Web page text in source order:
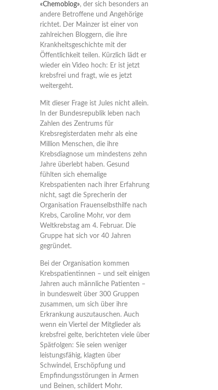
«Chemoblog», der sich besonders an
andere Betroffene und Angehörige
richtet. Der Mainzer ist einer von
zahlreichen Bloggern, die ihre
Krankheitsgeschichte mit der
Öffentlichkeit teilen. Kürzlich lädt er
wieder ein Video hoch: Er ist jetzt
krebsfrei und fragt, wie es jetzt
weitergeht.
Mit dieser Frage ist Jules nicht allein.
In der Bundesrepublik leben nach
Zahlen des Zentrums für
Krebsregisterdaten mehr als eine
Million Menschen, die ihre
Krebsdiagnose um mindestens zehn
Jahre überlebt haben. Gesund
fühlten sich ehemalige
Krebspatienten nach ihrer Erfahrung
nicht, sagt die Sprecherin der
Organisation Frauenselbsthilfe nach
Krebs, Caroline Mohr, vor dem
Weltkrebstag am 4. Februar. Die
Gruppe hat sich vor 40 Jahren
gegründet.
Bei der Organisation kommen
Krebspatientinnen – und seit einigen
Jahren auch männliche Patienten –
in bundesweit über 300 Gruppen
zusammen, um sich über ihre
Erkrankung auszutauschen. Auch
wenn ein Viertel der Mitglieder als
krebsfrei gelte, berichteten viele über
Spätfolgen: Sie seien weniger
leistungsfähig, klagten über
Schwindel, Erschöpfung und
Empfindungsstörungen in Armen
und Beinen, schildert Mohr.